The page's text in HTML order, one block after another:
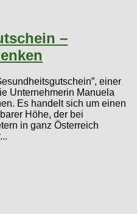
–
einer
Unternehmerin Manuela
Es handelt sich um einen
Höhe, der bei
in ganz Österreich